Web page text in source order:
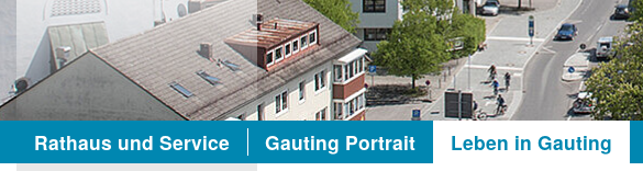
Rathaus und Service Gauting Portrait Leben in Gauting